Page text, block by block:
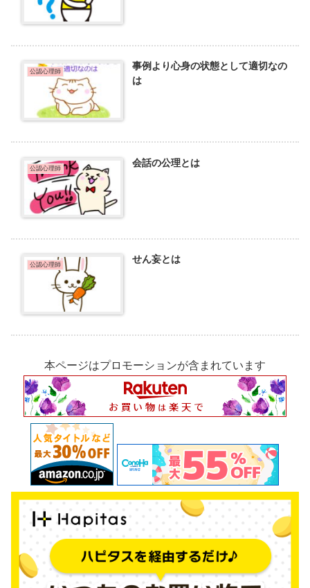
公認心理師
事例より心身の状態として適切なの
は
公認心理師 会話の公理とは
公認心理師 せん妄とは
本ページはプロモーションが含まれています